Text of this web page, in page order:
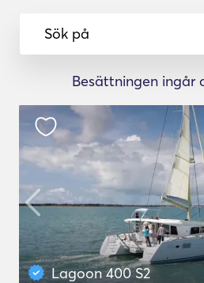
Sök på
Besättningen ingår
Lagoon 400 S2